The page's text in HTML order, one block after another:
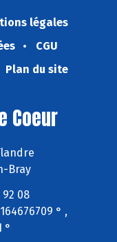
légales
CGU
Plan du site
Coeur
Bray
92 08
° ,
°